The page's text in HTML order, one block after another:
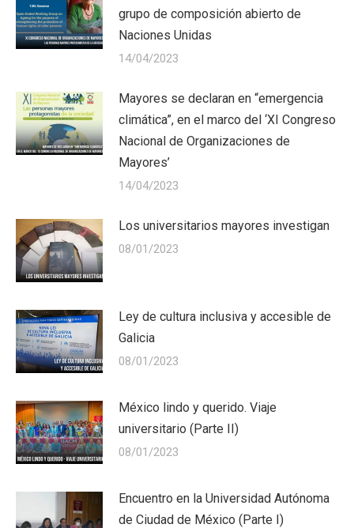
grupo de composición abierto de
Naciones Unidas
14/04/2023
Mayores se declaran en “emergencia
climática”, en el marco del ‘XI Congreso
Nacional de Organizaciones de
Mayores’
14/04/2023
Los universitarios mayores investigan
08/01/2023
Ley de cultura inclusiva y accesible de
Galicia
08/01/2023
México lindo y querido. Viaje
universitario (Parte II)
08/01/2023
Encuentro en la Universidad Autónoma
de Ciudad de México (Parte I)